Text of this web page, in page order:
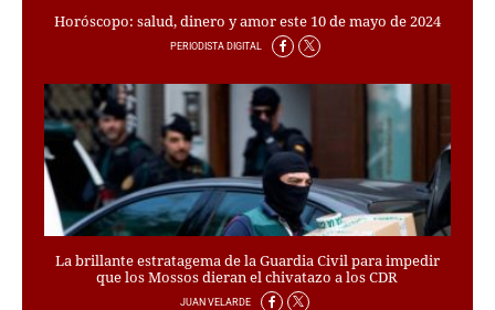
MEDIOS
EDICIONES
AMÉRICA
ESPAÑA
Horóscopo: salud, dinero y amor este 10 de mayo de 2024
PERIODISTA DIGITAL
La brillante estratagema de la Guardia Civil para impedir
que los Mossos dieran el chivatazo a los CDR
JUAN VELARDE